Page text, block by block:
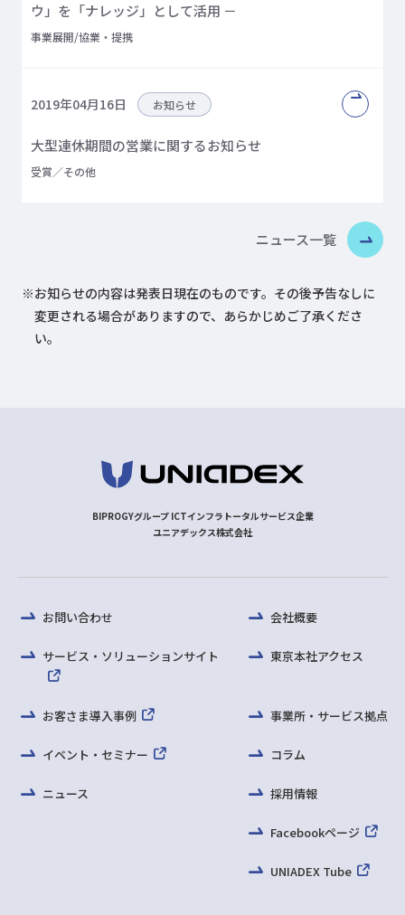
ウ」を「ナレッジ」として活用 －
事業展開/協業・提携
2019年04月16日 お知らせ
大型連休期間の営業に関するお知らせ
受賞／その他
ニュース一覧
※お知らせの内容は発表日現在のものです。その後予告なしに
変更される場合がありますので、あらかじめご了承くださ
い。
BIPROGYグループ ICTインフラトータルサービス企業
ユニアデックス株式会社
お問い合わせ
サービス・ソリューションサイト
お客さま導入事例
イベント・セミナー
ニュース
会社概要
東京本社アクセス
事業所・サービス拠点
コラム
採用情報
Facebookページ
UNIADEX Tube